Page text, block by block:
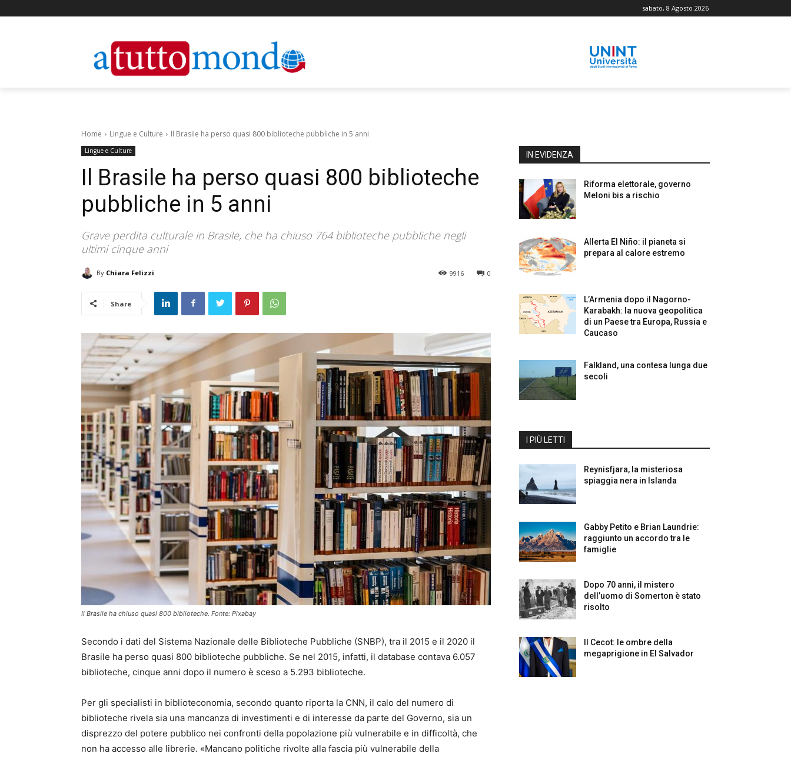
sabato, 8 Agosto 2026
Home Lingue e Culture Il Brasile ha perso quasi 800 biblioteche pubbliche in 5 anni
Lingue e Culture
Il Brasile ha perso quasi 800 biblioteche
pubbliche in 5 anni
Grave perdita culturale in Brasile, che ha chiuso 764 biblioteche pubbliche negli
ultimi cinque anni
By Chiara Felizzi 0
9916
Share
Il Brasile ha chiuso quasi 800 biblioteche. Fonte: Pixabay
Secondo i dati del Sistema Nazionale delle Biblioteche Pubbliche (SNBP), tra il 2015 e il 2020 il
Brasile ha perso quasi 800 biblioteche pubbliche. Se nel 2015, infatti, il database contava 6.057
biblioteche, cinque anni dopo il numero è sceso a 5.293 biblioteche.
Per gli specialisti in biblioteconomia, secondo quanto riporta la CNN, il calo del numero di
biblioteche rivela sia una mancanza di investimenti e di interesse da parte del Governo, sia un
disprezzo del potere pubblico nei confronti della popolazione più vulnerabile e in difficoltà, che
non ha accesso alle librerie. «Mancano politiche rivolte alla fascia più vulnerabile della
IN EVIDENZA
Riforma elettorale, governo
Meloni bis a rischio
Allerta El Niño: il pianeta si
prepara al calore estremo
L’Armenia dopo il Nagorno-
Karabakh: la nuova geopolitica
di un Paese tra Europa, Russia e
Caucaso
Falkland, una contesa lunga due
secoli
I PIÙ LETTI
Reynisfjara, la misteriosa
spiaggia nera in Islanda
Gabby Petito e Brian Laundrie:
raggiunto un accordo tra le
famiglie
Dopo 70 anni, il mistero
dell’uomo di Somerton è stato
risolto
Il Cecot: le ombre della
megaprigione in El Salvador